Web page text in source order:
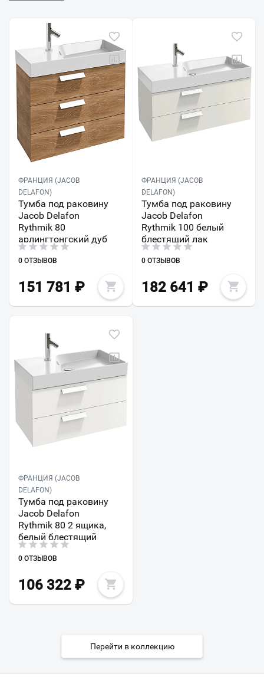
ФРАНЦИЯ (JACOB
DELAFON)
Тумба под раковину
Jacob Delafon
Rythmik 80
арлингтонгский дуб
0 ОТЗЫВОВ
151 781 ₽
ФРАНЦИЯ (JACOB
DELAFON)
Тумба под раковину
Jacob Delafon
Rythmik 100 белый
блестящий лак
0 ОТЗЫВОВ
182 641 ₽
ФРАНЦИЯ (JACOB
DELAFON)
Тумба под раковину
Jacob Delafon
Rythmik 80 2 ящика,
белый блестящий
0 ОТЗЫВОВ
106 322 ₽
Перейти в коллекцию